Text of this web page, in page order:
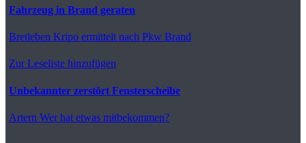
Fahrzeug in Brand geraten
Bretleben Kripo ermittelt nach Pkw Brand
Zur Leseliste hinzufügen
Unbekannter zerstört Fensterscheibe
Artern Wer hat etwas mitbekommen?